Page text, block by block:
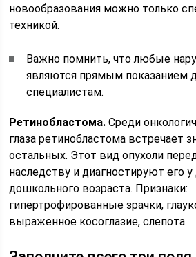
новообразования можно только
техникой.
Важно помнить, что любые
являются прямым показанием
специалистам.
Ретинобластома. Среди
глаза ретинобластома встречает
остальных. Этот вид опухоли
наследству и диагностируют его
дошкольного возраста. Признаки:
гипертрофированные зрачки,
выраженное косоглазие, слепота.